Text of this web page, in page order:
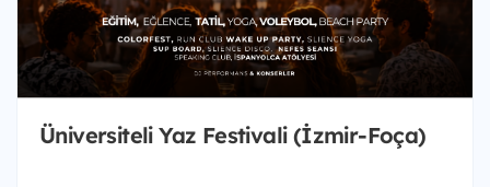
Üniversiteli Yaz Festivali (İzmir-Foça)